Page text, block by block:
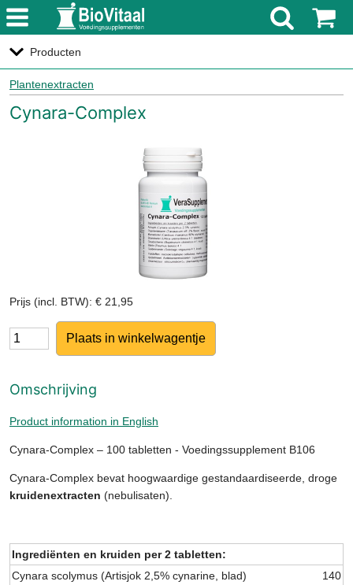
Producten
Plantenextracten
Cynara-Complex
Prijs (incl. BTW): € 21,95
Aantal
Omschrijving
Product information in English
Cynara-Complex – 100 tabletten - Voedingssupplement B106
Cynara-Complex bevat hoogwaardige gestandaardiseerde, droge
kruidenextracten (nebulisaten).
Ingrediënten en kruiden per 2 tabletten:
Cynara scolymus (Artisjok 2,5% cynarine, blad)
140